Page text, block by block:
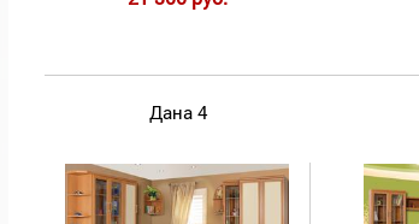
Дана 4